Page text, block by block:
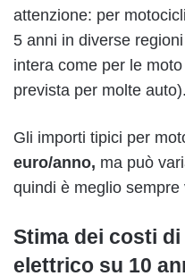
attenzione: per
5 anni in diverse
intera come per le
prevista per molte auto).
Gli importi tipici per
euro/anno, ma può
quindi è meglio
Stima dei costi
elettrico su 10